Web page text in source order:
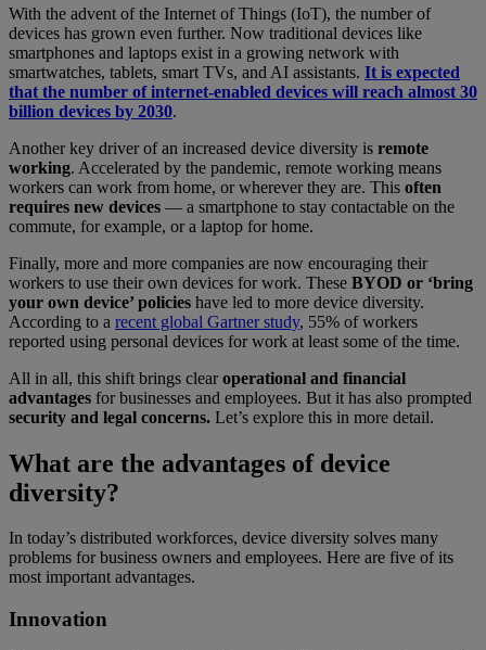
With the advent of the Internet of Things (IoT), the number of
devices has grown even further. Now traditional devices like
smartphones and laptops exist in a growing network with
smartwatches, tablets, smart TVs, and AI assistants. It is expected
that the number of internet-enabled devices will reach almost 30
billion devices by 2030.
Another key driver of an increased device diversity is remote
working. Accelerated by the pandemic, remote working means
workers can work from home, or wherever they are. This often
requires new devices — a smartphone to stay contactable on the
commute, for example, or a laptop for home.
Finally, more and more companies are now encouraging their
workers to use their own devices for work. These BYOD or ‘bring
your own device’ policies have led to more device diversity.
According to a recent global Gartner study, 55% of workers
reported using personal devices for work at least some of the time.
All in all, this shift brings clearoperational and financial
advantages for businesses and employees. But it has also prompted
security and legal concerns. Let’s explore this in more detail.
What are the advantages of device
diversity?
In today’s distributed workforces, device diversity solves many
problems for business owners and employees. Here are five of its
most important advantages.
Innovation